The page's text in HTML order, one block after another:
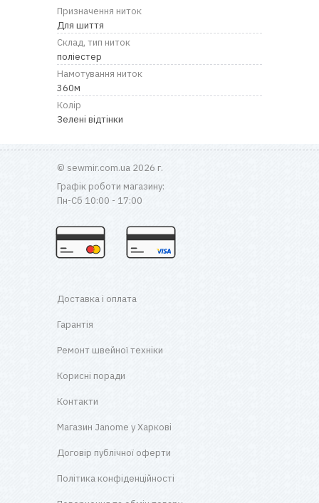
Призначення ниток
Для шиття
Склад, тип ниток
поліестер
Намотування ниток
360м
Колір
Зелені відтінки
© sewmir.com.ua 2026 г.
Графік роботи магазину:
Пн-Сб 10:00 - 17:00
Доставка і оплата
Гарантія
Ремонт швейної техніки
Корисні поради
Контакти
Магазин Janome у Харкові
Договір публічної оферти
Політика конфіденційності